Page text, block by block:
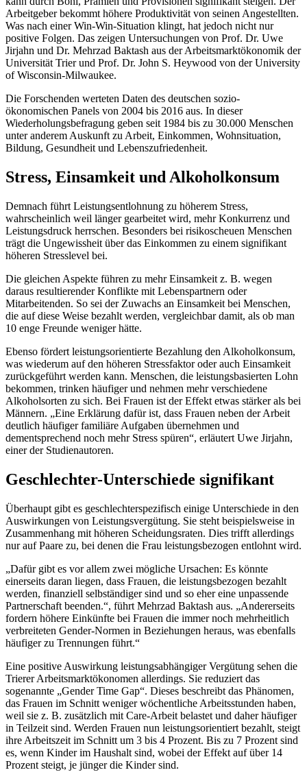
Arbeitgeber bekommt höhere Produktivität von seinen Angestellten.
Was nach einer Win-Win-Situation klingt, hat jedoch nicht nur
positive Folgen. Das zeigen Untersuchungen von Prof. Dr. Uwe
Jirjahn und Dr. Mehrzad Baktash aus der Arbeitsmarktökonomik der
Universität Trier und Prof. Dr. John S. Heywood von der University
of Wisconsin-Milwaukee.
Die Forschenden werteten Daten des deutschen sozio-
ökonomischen Panels von 2004 bis 2016 aus. In dieser
Wiederholungsbefragung geben seit 1984 bis zu 30.000 Menschen
unter anderem Auskunft zu Arbeit, Einkommen, Wohnsituation,
Bildung, Gesundheit und Lebenszufriedenheit.
Stress, Einsamkeit und Alkoholkonsum
Demnach führt Leistungsentlohnung zu höherem Stress,
wahrscheinlich weil länger gearbeitet wird, mehr Konkurrenz und
Leistungsdruck herrschen. Besonders bei risikoscheuen Menschen
trägt die Ungewissheit über das Einkommen zu einem signifikant
höheren Stresslevel bei.
Die gleichen Aspekte führen zu mehr Einsamkeit z. B. wegen
daraus resultierender Konflikte mit Lebenspartnern oder
Mitarbeitenden. So sei der Zuwachs an Einsamkeit bei Menschen,
die auf diese Weise bezahlt werden, vergleichbar damit, als ob man
10 enge Freunde weniger hätte.
Ebenso fördert leistungsorientierte Bezahlung den Alkoholkonsum,
was wiederum auf den höheren Stressfaktor oder auch Einsamkeit
zurückgeführt werden kann. Menschen, die leistungsbasierten Lohn
bekommen, trinken häufiger und nehmen mehr verschiedene
Alkoholsorten zu sich. Bei Frauen ist der Effekt etwas stärker als bei
Männern. „Eine Erklärung dafür ist, dass Frauen neben der Arbeit
deutlich häufiger familiäre Aufgaben übernehmen und
dementsprechend noch mehr Stress spüren“, erläutert Uwe Jirjahn,
einer der Studienautoren.
Geschlechter-Unterschiede signifikant
Überhaupt gibt es geschlechterspezifisch einige Unterschiede in den
Auswirkungen von Leistungsvergütung. Sie steht beispielsweise in
Zusammenhang mit höheren Scheidungsraten. Dies trifft allerdings
nur auf Paare zu, bei denen die Frau leistungsbezogen entlohnt wird.
„Dafür gibt es vor allem zwei mögliche Ursachen: Es könnte
einerseits daran liegen, dass Frauen, die leistungsbezogen bezahlt
werden, finanziell selbständiger sind und so eher eine unpassende
Partnerschaft beenden.“, führt Mehrzad Baktash aus. „Andererseits
fordern höhere Einkünfte bei Frauen die immer noch mehrheitlich
verbreiteten Gender-Normen in Beziehungen heraus, was ebenfalls
häufiger zu Trennungen führt.“
Eine positive Auswirkung leistungsabhängiger Vergütung sehen die
Trierer Arbeitsmarktökonomen allerdings. Sie reduziert das
sogenannte „Gender Time Gap“. Dieses beschreibt das Phänomen,
das Frauen im Schnitt weniger wöchentliche Arbeitsstunden haben,
weil sie z. B. zusätzlich mit Care-Arbeit belastet und daher häufiger
in Teilzeit sind. Werden Frauen nun leistungsorientiert bezahlt, steigt
ihre Arbeitszeit im Schnitt um 3 bis 4 Prozent. Bis zu 7 Prozent sind
es, wenn Kinder im Haushalt sind, wobei der Effekt auf über 14
Prozent steigt, je jünger die Kinder sind.